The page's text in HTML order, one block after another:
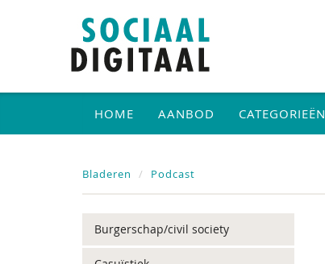
HOME AANBOD CATEGORIEËN
Bladeren Podcast
Burgerschap/civil society